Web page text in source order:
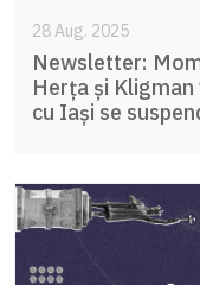
28 Aug. 2025
Newsletter:
Herța și
cu Iași se